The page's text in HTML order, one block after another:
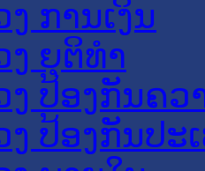
ການເງິນ
ຍຸຕິທໍາ
ງ ປ້ອງກັນຄວ
ປ້ອງກັນປະ